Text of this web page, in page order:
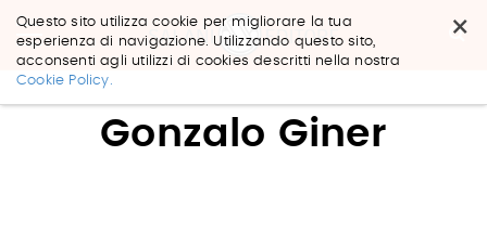
×
Questo sito utilizza cookie per migliorare la tua
esperienza di navigazione. Utilizzando questo sito,
acconsenti agli utilizzi di cookies descritti nella nostra
Cookie Policy.
Salta
Gonzalo Giner